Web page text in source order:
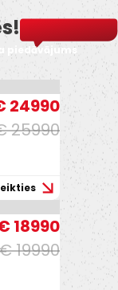
piedāvājums
25990
24990
19990
18990